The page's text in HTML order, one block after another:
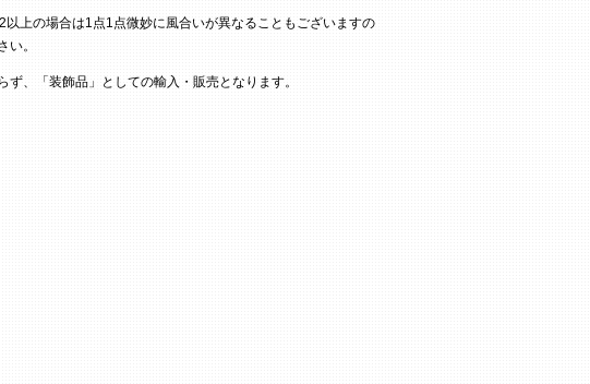
上の場合は1点1点微妙に風合いが異なることもございますの
。
、「装飾品」としての輸入・販売となります。